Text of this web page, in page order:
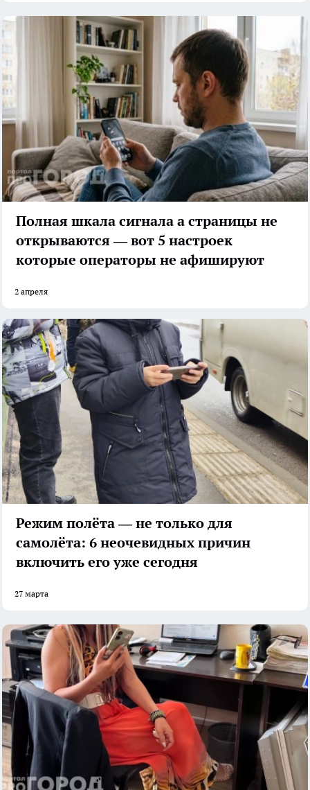
Полная шкала сигнала а страницы не
открываются — вот 5 настроек
которые операторы не афишируют
2 апреля
Режим полёта — не только для
самолёта: 6 неочевидных причин
включить его уже сегодня
27 марта